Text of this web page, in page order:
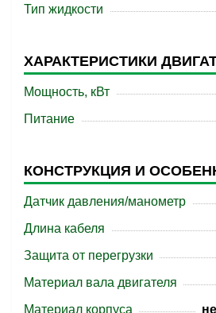
Тип жидкости
ХАРАКТЕРИСТИКИ
Мощность, кВт
Питание
КОНСТРУКЦИЯ И
Датчик давления/манометр
Длина кабеля
Защита от перегрузки
Материал вала двигателя
Материал корпуса